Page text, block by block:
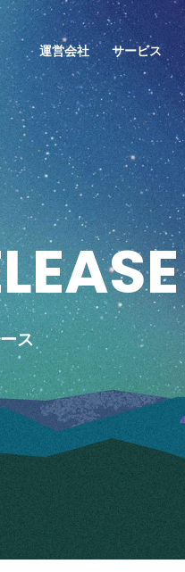
運営会社 サービス
LEASE
ス